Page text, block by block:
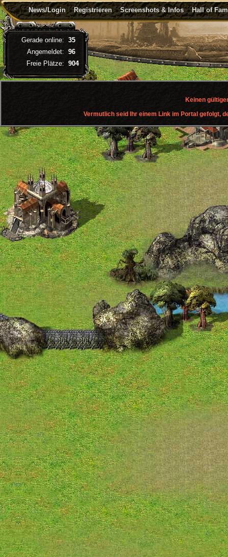
News/Login Registrieren Screenshots & Infos Hall of
Keinen
Vermutlich seid Ihr einem Link im Portal gefolgt,
Gerade online: 35
Angemeldet: 96
Freie Plätze: 904